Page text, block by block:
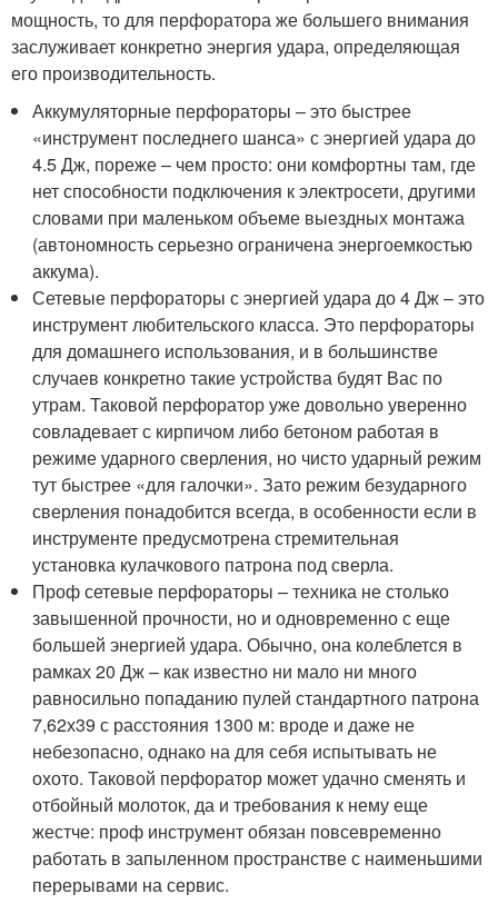
мощность, то для перфоратора же большего внимания
заслуживает конкретно энергия удара, определяющая
его производительность.
Аккумуляторные перфораторы – это быстрее
«инструмент последнего шанса» с энергией удара до
4.5 Дж, пореже – чем просто: они комфортны там, где
нет способности подключения к электросети, другими
словами при маленьком объеме выездных монтажа
(автономность серьезно ограничена энергоемкостью
аккума).
Сетевые перфораторы с энергией удара до 4 Дж – это
инструмент любительского класса. Это перфораторы
для домашнего использования, и в большинстве
случаев конкретно такие устройства будят Вас по
утрам. Таковой перфоратор уже довольно уверенно
совладевает с кирпичом либо бетоном работая в
режиме ударного сверления, но чисто ударный режим
тут быстрее «для галочки». Зато режим безударного
сверления понадобится всегда, в особенности если в
инструменте предусмотрена стремительная
установка кулачкового патрона под сверла.
Проф сетевые перфораторы – техника не столько
завышенной прочности, но и одновременно с еще
большей энергией удара. Обычно, она колеблется в
рамках 20 Дж – как известно ни мало ни много
равносильно попаданию пулей стандартного патрона
7,62х39 с расстояния 1300 м: вроде и даже не
небезопасно, однако на для себя испытывать не
охото. Таковой перфоратор может удачно сменять и
отбойный молоток, да и требования к нему еще
жестче: проф инструмент обязан повсевременно
работать в запыленном пространстве с наименьшими
перерывами на сервис.